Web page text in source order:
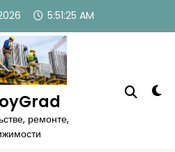
5:51:26 AM
ремонте,